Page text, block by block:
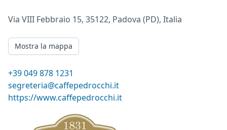
Via VIII Febbraio 15, 35122, Padova (PD), Italia
Mostra la mappa
+39 049 878 1231
segreteria@caffepedrocchi.it
https://www.caffepedrocchi.it